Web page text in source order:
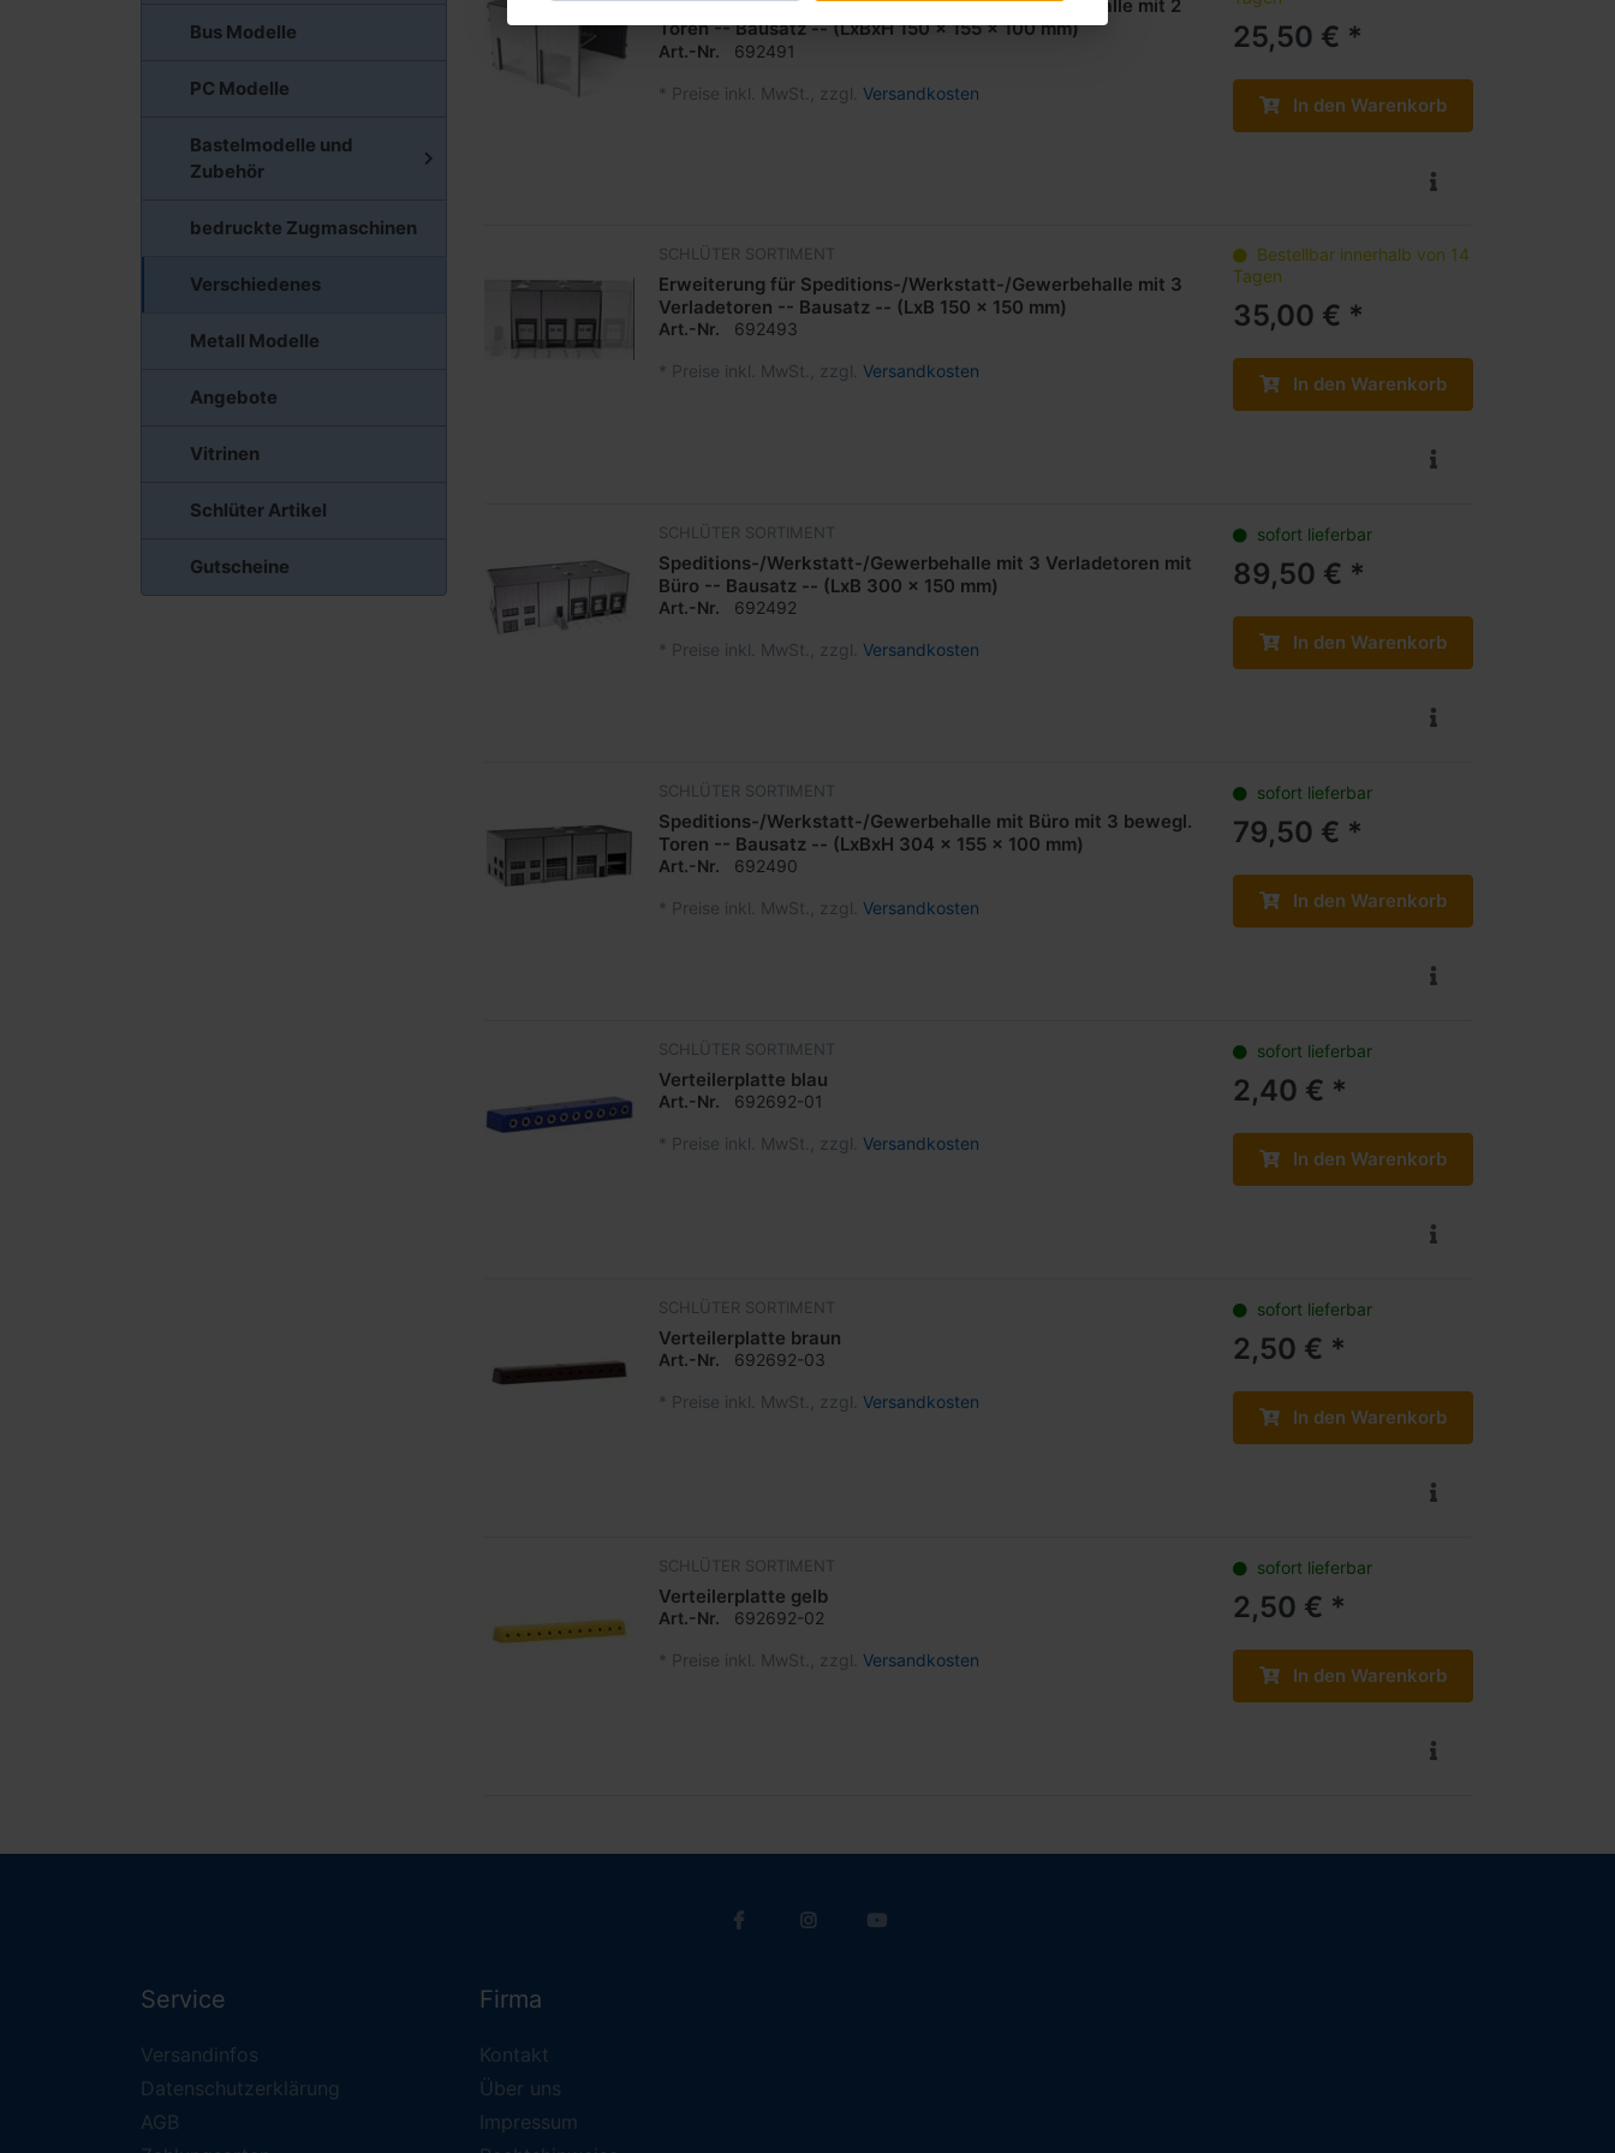
Bus Modelle
PC Modelle
Bastelmodelle und
Zubehör
bedruckte Zugmaschinen
Verschiedenes
Metall Modelle
Angebote
Vitrinen
Schlüter Artikel
Gutscheine
Erweiterung für Speditions-/Werkstatt-/Gewerbehalle mit 2
Toren -- Bausatz -- (LxBxH 150 x 155 x 100 mm)
Art.-Nr. 692491
* Preise inkl. MwSt., zzgl. Versandkosten
25,50 € *
In den Warenkorb
SCHLÜTER SORTIMENT
Erweiterung für Speditions-/Werkstatt-/Gewerbehalle mit 3
Verladetoren -- Bausatz -- (LxB 150 x 150 mm)
Art.-Nr. 692493
* Preise inkl. MwSt., zzgl. Versandkosten
Bestellbar innerhalb von 14
Tagen
35,00 € *
In den Warenkorb
SCHLÜTER SORTIMENT
Speditions-/Werkstatt-/Gewerbehalle mit 3 Verladetoren mit
Büro -- Bausatz -- (LxB 300 x 150 mm)
Art.-Nr. 692492
* Preise inkl. MwSt., zzgl. Versandkosten
sofort lieferbar
89,50 € *
In den Warenkorb
SCHLÜTER SORTIMENT
Speditions-/Werkstatt-/Gewerbehalle mit Büro mit 3 bewegl.
Toren -- Bausatz -- (LxBxH 304 x 155 x 100 mm)
Art.-Nr. 692490
* Preise inkl. MwSt., zzgl. Versandkosten
sofort lieferbar
79,50 € *
In den Warenkorb
SCHLÜTER SORTIMENT
Verteilerplatte blau
Art.-Nr. 692692-01
* Preise inkl. MwSt., zzgl. Versandkosten
sofort lieferbar
2,40 € *
In den Warenkorb
SCHLÜTER SORTIMENT
Verteilerplatte braun
Art.-Nr. 692692-03
* Preise inkl. MwSt., zzgl. Versandkosten
sofort lieferbar
2,50 € *
In den Warenkorb
SCHLÜTER SORTIMENT
Verteilerplatte gelb
Art.-Nr. 692692-02
* Preise inkl. MwSt., zzgl. Versandkosten
sofort lieferbar
2,50 € *
In den Warenkorb
Service
Versandinfos
Datenschutzerklärung
AGB
Firma
Kontakt
Über uns
Impressum